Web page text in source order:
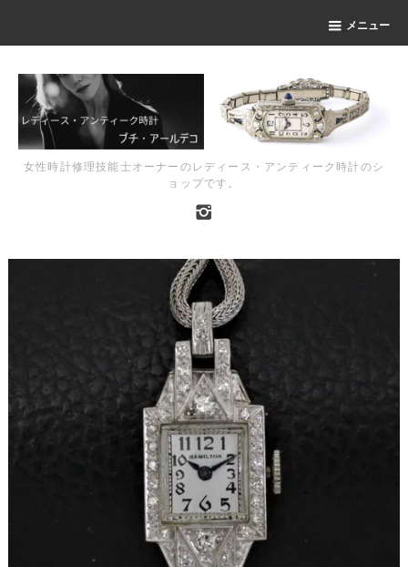
メニュー
女性時計修理技能士オーナーのレディース・アンティーク時計のシ
ョップです。